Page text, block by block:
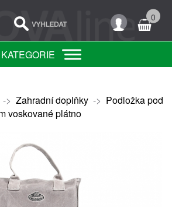
0
KATEGORIE
> Zahradní doplňky-> Podložka pod
voskované plátno